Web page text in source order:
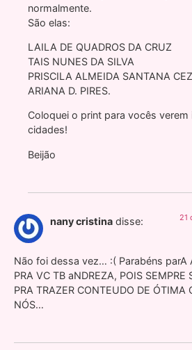
normalmente.
São elas:
LAILA DE QUADROS DA CRUZ
TAIS NUNES DA SILVA
PRISCILA ALMEIDA SANTANA
ARIANA D. PIRES.
Coloquei o print para vocês verem
cidades!
Beijão
nany cristina disse: 21
Não foi dessa vez… :( Parabéns parA
PRA VC TB aNDREZA, POIS SEMPRE
PRA TRAZER CONTEUDO DE ÓTIMA
NÓS…